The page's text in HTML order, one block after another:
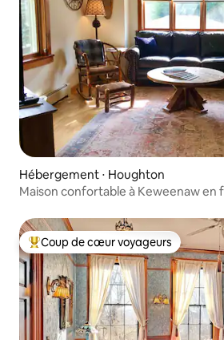
Hébergement ⋅ Houghton
Maison confortable à Keweenaw en
Coups de cœur voyageurs les plus
Coup de cœur voyageurs